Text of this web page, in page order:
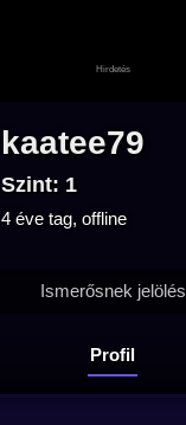
kaatee79
Szint: 1
4 éve tag, offline
Profil
Ismerősnek jelölés